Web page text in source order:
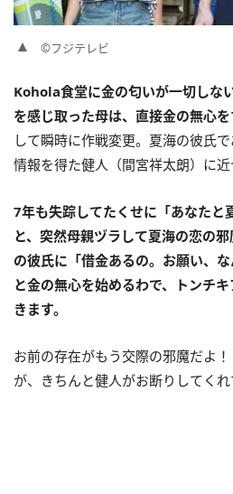
©フジテレビ
Kohola食堂に金の匂いが一切しな
を感じ取った母は、直接金の無心を
して瞬時に作戦変更。夏海の彼氏
情報を得た健人（間宮祥太朗）に近
7年も失踪してたくせに「あなたと
と、突然母親ヅラして夏海の恋の
の彼氏に「借金あるの。お願い、な
と金の無心を始めるわで、トンチ
きます。
お前の存在がもう交際の邪魔だよ
が、きちんと健人がお断りしてくれ